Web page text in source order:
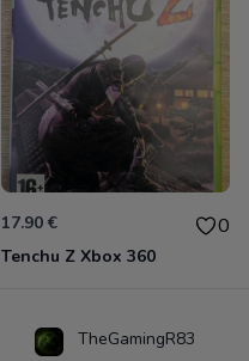
17.90 € 0
Tenchu Z Xbox 360
TheGamingR83